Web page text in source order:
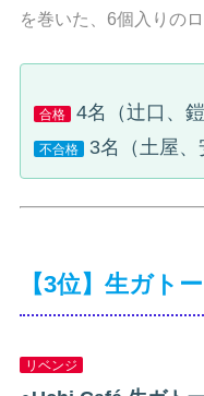
を巻いた、6個入りのロ
合格 4名（辻口、
不合格 3名（土屋、
【3位】生ガト
リベンジ